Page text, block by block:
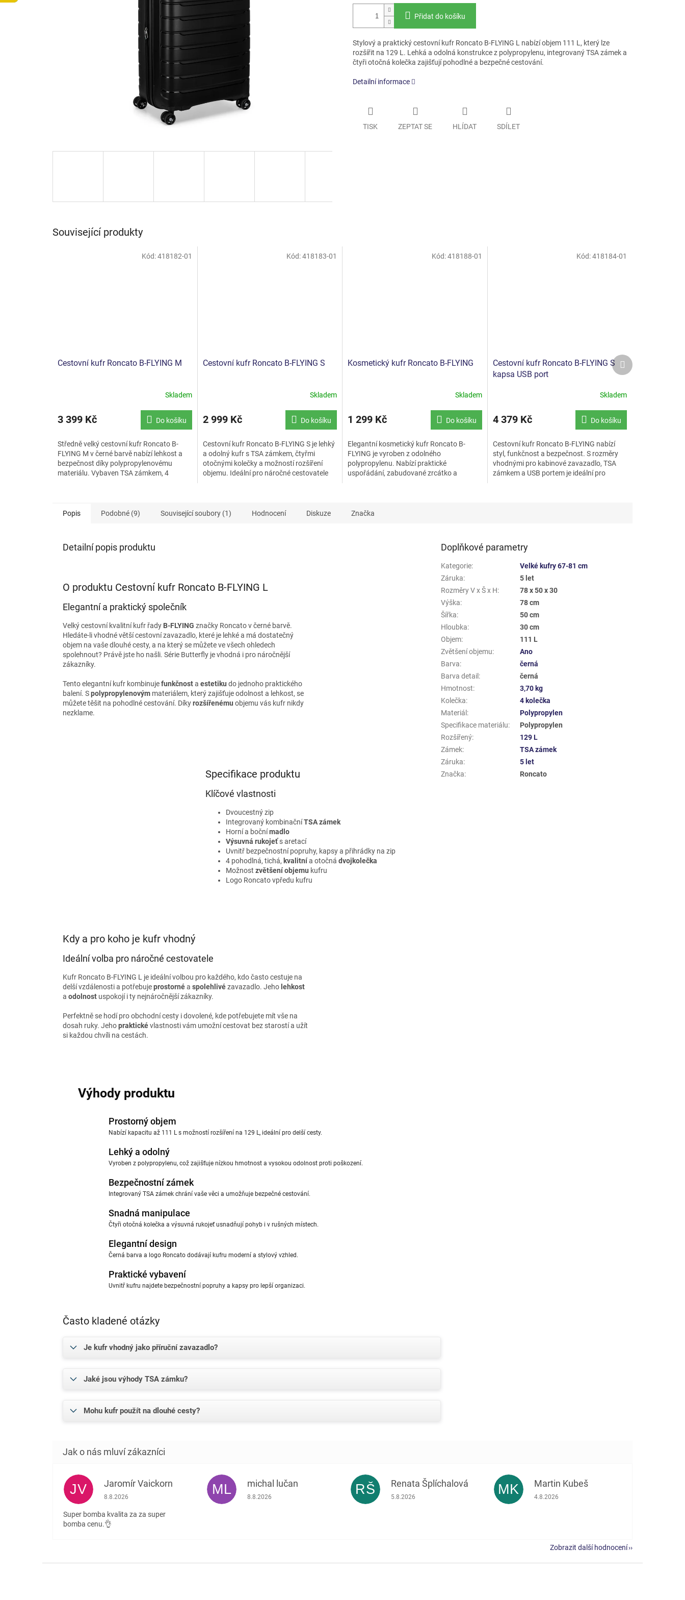
Přidat do košíku
Stylový a praktický cestovní kufr Roncato B-FLYING L nabízí objem 111 L, který lze
rozšířit na 129 L. Lehká a odolná konstrukce z polypropylenu, integrovaný TSA zámek a
čtyři otočná kolečka zajišťují pohodlné a bezpečné cestování.
Detailní informace
TISK ZEPTAT SE HLÍDAT SDÍLET
Související produkty
Cestovní kufr Roncato B-FLYING M
Skladem
3 399 Kč Do košíku
Středně velký cestovní kufr Roncato B-
FLYING M v černé barvě nabízí lehkost a
bezpečnost díky polypropylenovému
materiálu. Vybaven TSA zámkem, 4
Kód:418182-01
Cestovní kufr Roncato B-FLYING S
Skladem
2 999 Kč Do košíku
Cestovní kufr Roncato B-FLYING S je lehký
a odolný kufr s TSA zámkem, čtyřmi
otočnými kolečky a možností rozšíření
objemu. Ideální pro náročné cestovatele
Kód:418183-01
Kosmetický kufr Roncato B-FLYING
Skladem
1 299 Kč Do košíku
Elegantní kosmetický kufr Roncato B-
FLYING je vyroben z odolného
polypropylenu. Nabízí praktické
uspořádání, zabudované zrcátko a
Kód:418188-01
Cestovní kufr Roncato B-FLYING S
kapsa USB port
produktu
je
z
5
hvězdiček.
Skladem
4 379 Kč Do košíku
Cestovní kufr Roncato B-FLYING nabízí
styl, funkčnost a bezpečnost. S rozměry
vhodnými pro kabinové zavazadlo, TSA
zámkem a USB portem je ideální pro
Kód:418184-01
Další
produkt
Popis Podobné (9) Související soubory (1) Hodnocení Diskuze Značka
Detailní popis produktu
O produktu Cestovní kufr Roncato B-FLYING L
Elegantní a praktický společník
Velký cestovní kvalitní kufr řady B-FLYING značky Roncato v černé barvě.
Hledáte-li vhodné větší cestovní zavazadlo, které je lehké a má dostatečný
objem na vaše dlouhé cesty, a na který se můžete ve všech ohledech
spolehnout? Právě jste ho našli. Série Butterfly je vhodná i pro náročnější
zákazníky.
Tento elegantní kufr kombinujefunkčnosta estetiku do jednoho praktického
balení. Spolypropylenovým materiálem, který zajišťuje odolnost a lehkost, se
můžete těšit na pohodlné cestování. Díkyrozšířenému objemu vás kufr nikdy
nezklame.
Specifikace produktu
Klíčové vlastnosti
Dvoucestný zip
Integrovaný kombinačníTSA zámek
Horní a bočnímadlo
Výsuvná rukojeťs aretací
Uvnitř bezpečnostní popruhy, kapsy a přihrádky na zip
4 pohodlná, tichá, kvalitnía otočná dvojkolečka
Možnost zvětšení objemu kufru
Logo Roncato vpředu kufru
Kdy a pro koho je kufr vhodný
Ideální volba pro náročné cestovatele
Kufr Roncato B-FLYING L je ideální volbou pro každého, kdo často cestuje na
delší vzdálenosti a potřebujeprostornéa spolehlivézavazadlo. Jeho lehkost
a odolnost uspokojí i ty nejnáročnější zákazníky.
Perfektně se hodí pro obchodní cesty i dovolené, kde potřebujete mít vše na
dosah ruky. Jehopraktickévlastnosti vám umožní cestovat bez starostí a užít
si každou chvíli na cestách.
Výhody produktu
Prostorný objem
Nabízí kapacitu až 111 L s možností rozšíření na 129 L, ideální pro delší cesty.
Lehký a odolný
Vyroben z polypropylenu, což zajišťuje nízkou hmotnost a vysokou odolnost proti poškození.
Bezpečnostní zámek
Integrovaný TSA zámek chrání vaše věci a umožňuje bezpečné cestování.
Snadná manipulace
Čtyři otočná kolečka a výsuvná rukojeť usnadňují pohyb i v rušných místech.
Elegantní design
Černá barva a logo Roncato dodávají kufru moderní a stylový vzhled.
Praktické vybavení
Uvnitř kufru najdete bezpečnostní popruhy a kapsy pro lepší organizaci.
Často kladené otázky
Je kufr vhodný jako příruční zavazadlo?
Jaké jsou výhody TSA zámku?
Mohu kufr použít na dlouhé cesty?
Doplňkové parametry
Kategorie:
Velké kufry 67-81 cm
Záruka:
5 let
Rozměry V x Š x H:
78 x 50 x 30
Výška:
78 cm
Šířka:
50 cm
Hloubka:
30 cm
Objem:
111 L
Zvětšení objemu:
Ano
Barva:
černá
Barva detail :
černá
Hmotnost:
3,70 kg
Kolečka:
4 kolečka
Materiál :
Polypropylen
Specifikace materiálu:
Polypropylen
Rozšířený:
129 L
Zámek:
TSA zámek
Záruka:
5 let
Značka: Roncato
JV Jaromír Vaickorn
Hodnocení obchodu je 5 z 5 hvězdiček.
8.8.2026
Super bomba kvalita za za super
bomba cenu.👌
ML michal lučan
Hodnocení obchodu je 5 z 5 hvězdiček.
8.8.2026 RŠ Renata Šplíchalová
Hodnocení obchodu je 5 z 5 hvězdiček.
5.8.2026 MK Martin Kubeš
Hodnocení obchodu je 5 z 5 hvězdiček.
4.8.2026
Zobrazit další hodnocení